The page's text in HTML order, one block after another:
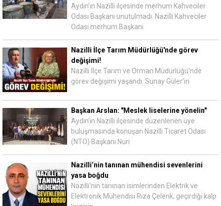
Aydın'ın Nazilli ilçesinde merhum Kahveciler
Odası Başkanı unutulmadı. Nazilli Kahveciler
Odası merhum Başkanı
Nazilli İlçe Tarım Müdürlüğü'nde görev
değişimi!
Nazilli İlçe Tarım ve Orman Müdürlüğü'nde
görev değişimi yaşandı. Sunay Güler'in
Başkan Arslan: "Meslek liselerine yönelin"
Aydın'ın Nazilli ilçesinde düzenlenen üye
buluşmasında konuşan Nazilli Ticaret Odası
(NTO) Başkanı Nuri
Nazilli’nin tanınan mühendisi sevenlerini
yasa boğdu
Nazilli'nin tanınan isimlerinden Elektrik ve
Elektronik Mühendisi Rıza Çelenk, geçirdiği kalp